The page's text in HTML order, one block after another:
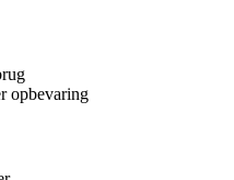
opbevaring